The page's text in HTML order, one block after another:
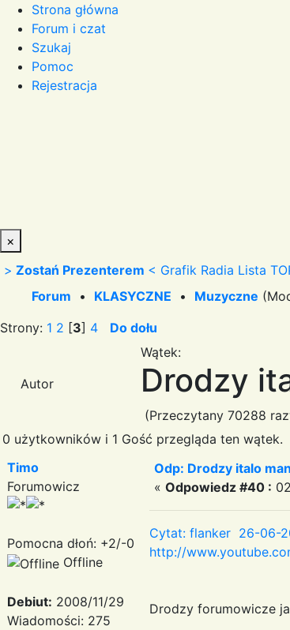
Strona główna
Forum i czat
Szukaj
Pomoc
Rejestracja
×
> Zostań Prezenterem < Grafik Radia Lista
Forum • KLASYCZNE • Muzyczne
Strony: 1 2 [3] 4 Do dołu
Autor
Wątek:
Drodzy
(Przeczytany 70288
0 użytkowników i 1 Gość przegląda ten wątek.
Timo
Forumowicz
Pomocna dłoń: +2/-0
Offline
Debiut: 2008/11/29
Wiadomości: 275
Odp: Drodzy italo
« Odpowiedz #40 :
Cytat: flanker 26-06-
http://
Drodzy forumowicze